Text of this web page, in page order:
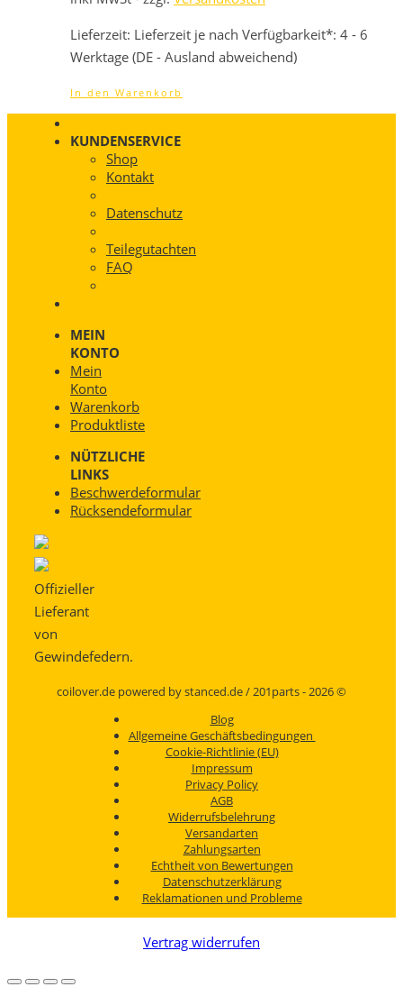
529,00 €507,84 €.
Lieferzeit: Lieferzeit je nach Verfügbarkeit*: 4 - 6
Werktage (DE - Ausland abweichend)
In den Warenkorb
KUNDENSERVICE
Shop
Kontakt
Datenschutz
Teilegutachten
FAQ
MEIN
KONTO
Mein
Konto
Warenkorb
Produktliste
NÜTZLICHE
LINKS
Beschwerdeformular
Rücksendeformular
Offizieller
Lieferant
von
Gewindefedern.
coilover.de powered by stanced.de / 201parts - 2026 ©
Blog
Allgemeine Geschäftsbedingungen
Cookie-Richtlinie (EU)
Impressum
Privacy Policy
AGB
Widerrufsbelehrung
Versandarten
Zahlungsarten
Echtheit von Bewertungen
Datenschutzerklärung
Reklamationen und Probleme
Vertrag widerrufen